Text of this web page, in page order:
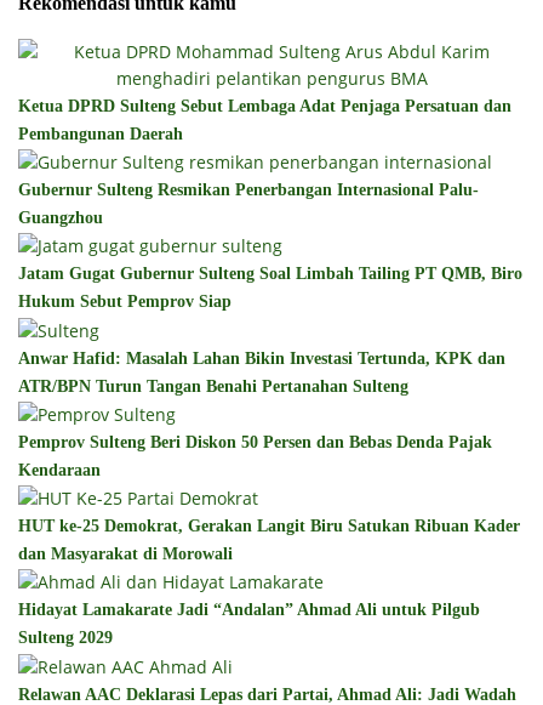
Ketua DPRD Sulteng Sebut Lembaga Adat Penjaga Persatuan dan
Pembangunan Daerah
Gubernur Sulteng Resmikan Penerbangan Internasional Palu-
Guangzhou
Jatam Gugat Gubernur Sulteng Soal Limbah Tailing PT QMB, Biro
Hukum Sebut Pemprov Siap
Anwar Hafid: Masalah Lahan Bikin Investasi Tertunda, KPK dan
ATR/BPN Turun Tangan Benahi Pertanahan Sulteng
Pemprov Sulteng Beri Diskon 50 Persen dan Bebas Denda Pajak
Kendaraan
HUT ke-25 Demokrat, Gerakan Langit Biru Satukan Ribuan Kader
dan Masyarakat di Morowali
Hidayat Lamakarate Jadi “Andalan” Ahmad Ali untuk Pilgub
Sulteng 2029
Relawan AAC Deklarasi Lepas dari Partai, Ahmad Ali: Jadi Wadah